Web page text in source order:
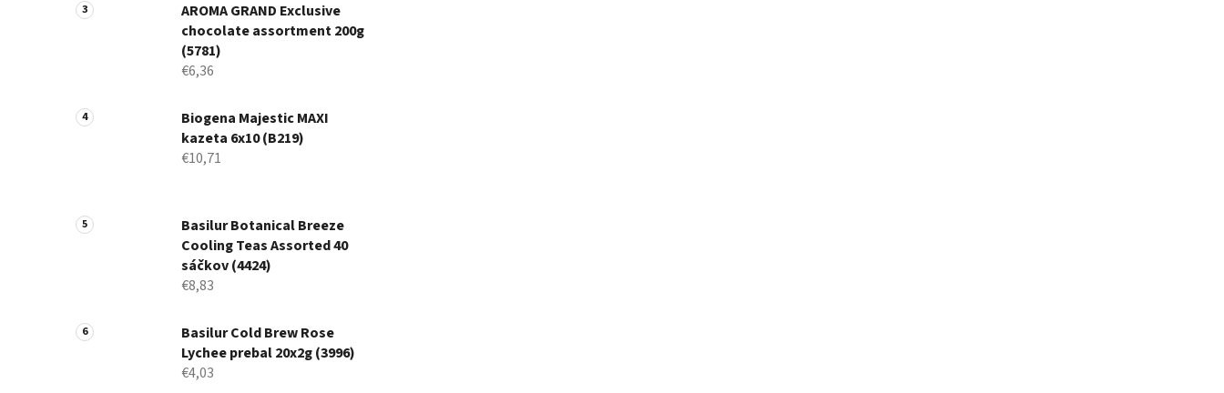
AROMA GRAND Exclusive
chocolate assortment 200g
(5781)
€6,36
Biogena Majestic MAXI
kazeta 6x10 (B219)
€10,71
Basilur Botanical Breeze
Cooling Teas Assorted 40
sáčkov (4424)
€8,83
Basilur Cold Brew Rose
Lychee prebal 20x2g (3996)
€4,03